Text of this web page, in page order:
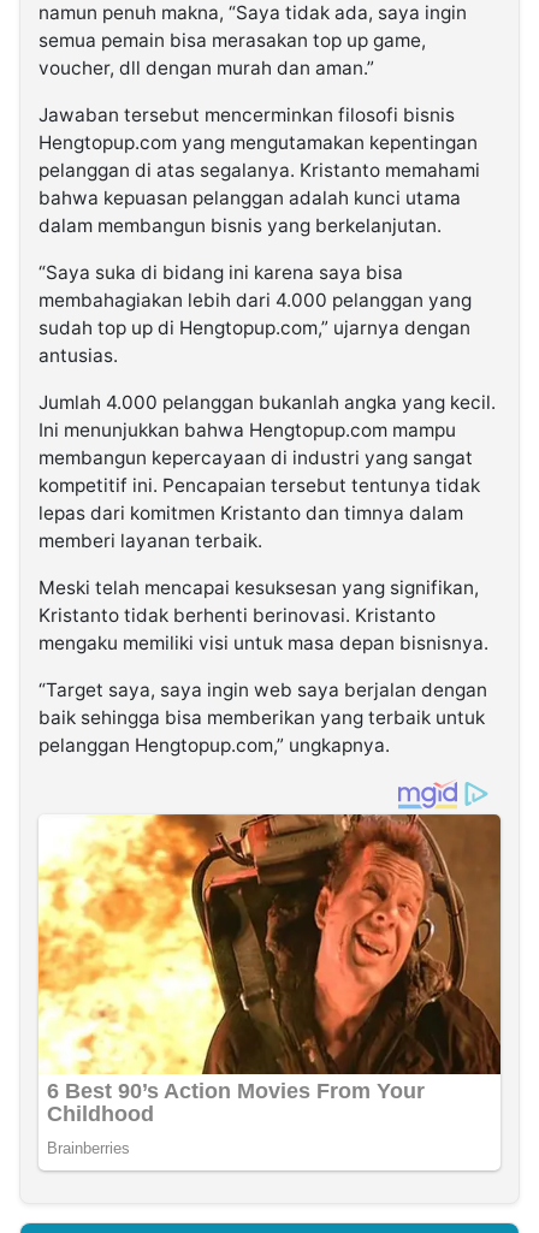
namun penuh makna, “Saya tidak ada, saya ingin
semua pemain bisa merasakan top up game,
voucher, dll dengan murah dan aman.”
Jawaban tersebut mencerminkan filosofi bisnis
Hengtopup.com yang mengutamakan kepentingan
pelanggan di atas segalanya. Kristanto memahami
bahwa kepuasan pelanggan adalah kunci utama
dalam membangun bisnis yang berkelanjutan.
“Saya suka di bidang ini karena saya bisa
membahagiakan lebih dari 4.000 pelanggan yang
sudah top up di Hengtopup.com,” ujarnya dengan
antusias.
Jumlah 4.000 pelanggan bukanlah angka yang kecil.
Ini menunjukkan bahwa Hengtopup.com mampu
membangun kepercayaan di industri yang sangat
kompetitif ini. Pencapaian tersebut tentunya tidak
lepas dari komitmen Kristanto dan timnya dalam
memberi layanan terbaik.
Meski telah mencapai kesuksesan yang signifikan,
Kristanto tidak berhenti berinovasi. Kristanto
mengaku memiliki visi untuk masa depan bisnisnya.
“Target saya, saya ingin web saya berjalan dengan
baik sehingga bisa memberikan yang terbaik untuk
pelanggan Hengtopup.com,” ungkapnya.